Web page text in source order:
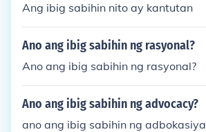
Ang ibig sabihin nito ay kantutan
Ano ang ibig sabihin ng rasyonal?
Ano ang ibig sabihin ng rasyonal?
Ano ang ibig sabihin ng advocacy?
ano ang ibig sabihin ng adbokasiya